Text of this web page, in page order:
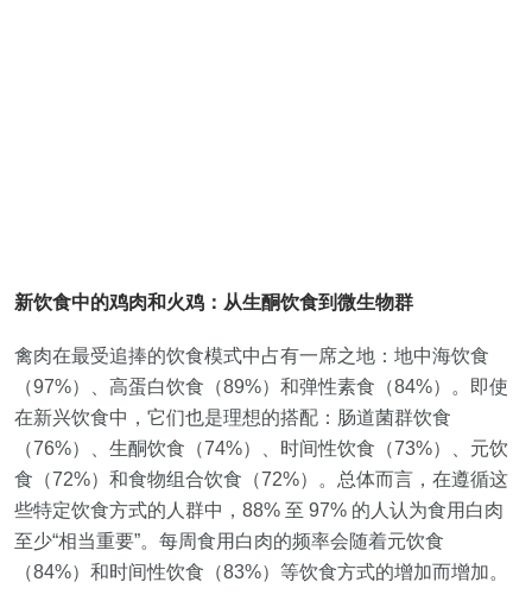
新饮食中的鸡肉和火鸡：从生酮饮食到微生物群
禽肉在最受追捧的饮食模式中占有一席之地：地中海饮食
（97%）、高蛋白饮食（89%）和弹性素食（84%）。即使
在新兴饮食中，它们也是理想的搭配：肠道菌群饮食
（76%）、生酮饮食（74%）、时间性饮食（73%）、元饮
食（72%）和食物组合饮食（72%）。总体而言，在遵循这
些特定饮食方式的人群中，88% 至 97% 的人认为食用白肉
至少“相当重要”。每周食用白肉的频率会随着元饮食
（84%）和时间性饮食（83%）等饮食方式的增加而增加。